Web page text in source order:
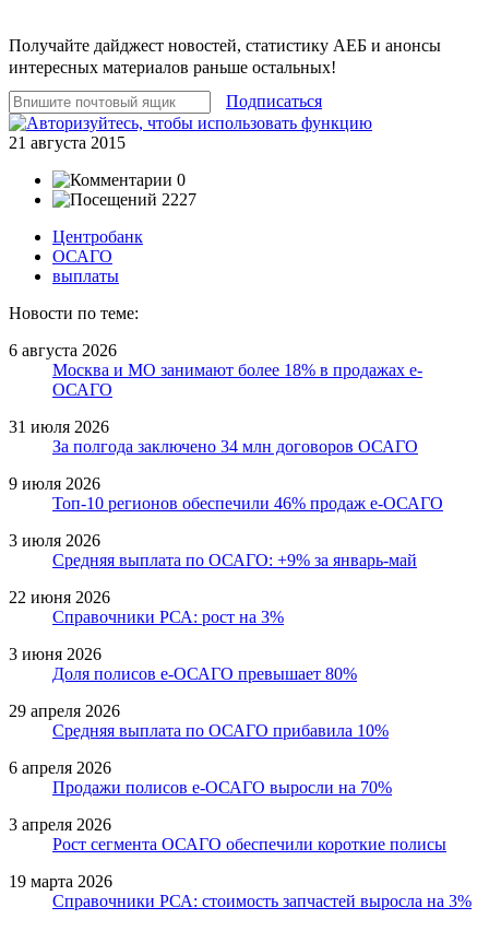
Получайте дайджест новостей, статистику АЕБ и анонсы
интересных материалов раньше остальных!
Подписаться
21 августа 2015
0
2227
Центробанк
ОСАГО
выплаты
Новости по теме:
6 августа 2026
Москва и МО занимают более 18% в продажах е-
ОСАГО
31 июля 2026
За полгода заключено 34 млн договоров ОСАГО
9 июля 2026
Топ-10 регионов обеспечили 46% продаж е-ОСАГО
3 июля 2026
Средняя выплата по ОСАГО: +9% за январь-май
22 июня 2026
Справочники РСА: рост на 3%
3 июня 2026
Доля полисов е-ОСАГО превышает 80%
29 апреля 2026
Средняя выплата по ОСАГО прибавила 10%
6 апреля 2026
Продажи полисов е-ОСАГО выросли на 70%
3 апреля 2026
Рост сегмента ОСАГО обеспечили короткие полисы
19 марта 2026
Справочники РСА: стоимость запчастей выросла на 3%